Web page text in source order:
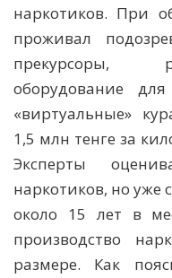
наркотиков. При
проживал
прекурсоры,
оборудование
«виртуальные»
1,5 млн тенге за
Эксперты
наркотиков, но уже
около 15 лет в
производство
размере. Как